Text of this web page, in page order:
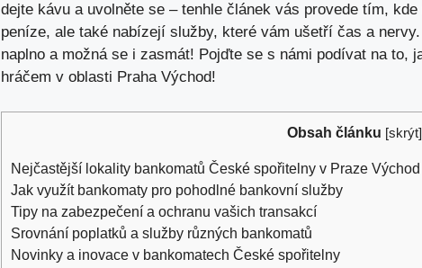
dejte kávu a uvolněte se –‍ tenhle článek ⁣vás provede tím,
peníze, ale také nabízejí služby, které⁤ vám ušetří čas a
‌naplno a možná se i zasmát! ‍Pojďte se s námi podívat na‌
hráčem v oblasti Praha Východ!
Obsah článku [skrýt]
Nejčastější lokality bankomatů České spořitelny v Praze Východ
Jak využít bankomaty pro pohodlné‍ bankovní ⁤služby
Tipy ⁤na zabezpečení a ochranu vašich ⁣transakcí
Srovnání poplatků a⁢ služby různých bankomatů
Novinky ‌a inovace ‌v bankomatech České ‍spořitelny